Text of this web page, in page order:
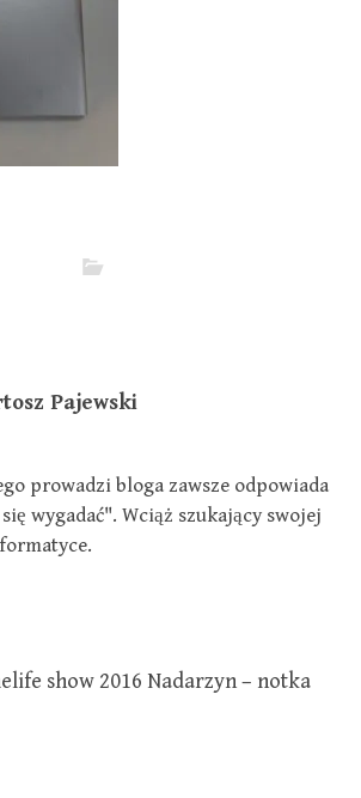
Pajewski
prowadzi bloga zawsze odpowiada
wygadać". Wciąż szukający swojej
show 2016 Nadarzyn – notka